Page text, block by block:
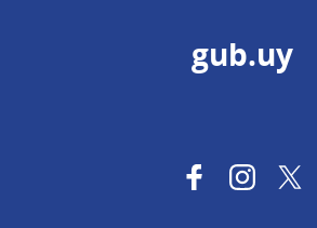
gub.uy
Facebook